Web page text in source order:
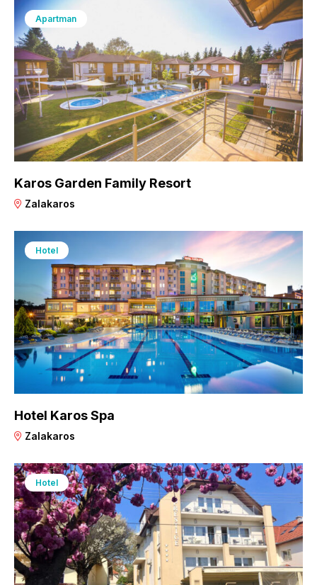
Apartman
Karos Garden Family Resort
Zalakaros
Hotel
Hotel Karos Spa
Zalakaros
Hotel